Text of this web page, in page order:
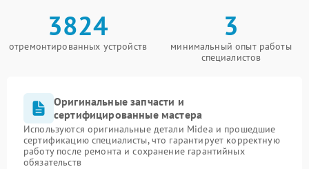
3824
отремонтированных устройств
3
минимальный опыт работы
специалистов
Оригинальные запчасти и
сертифицированные мастера
Используются оригинальные детали Midea и прошедшие
сертификацию специалисты, что гарантирует корректную
работу после ремонта и сохранение гарантийных
обязательств